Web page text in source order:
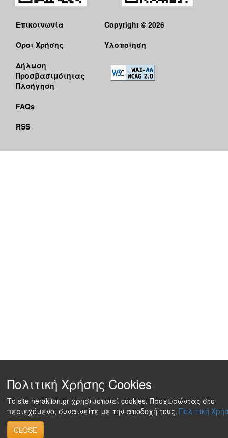
Επικοινωνία
Όροι Χρήσης
Δήλωση
Προσβασιμότητας
Πλοήγηση
FAQs
RSS
Copyright © 2026
Υλοποίηση
Πολιτική Χρήσης Cookies
Το site heraklion.gr χρησιμοποιεί cookies. Προχωρώντας στο
περιεχόμενο, συναινείτε με την αποδοχή τους. Πολιτική
CLOSE